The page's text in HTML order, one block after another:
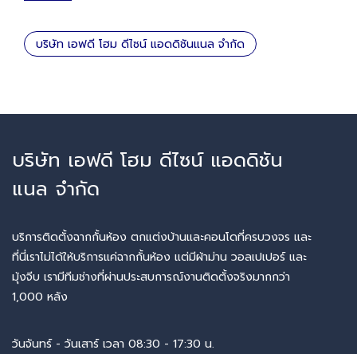
บริษัท เอฟดี โฮม ดีไซน์ แอดดิชันแนล จำกัด
บริษัท เอฟดี โฮม ดีไซน์ แอดดิชัน
แนล จำกัด
บริการติดตั้งฉากกั้นห้อง ตกแต่งบ้านและคอนโดที่ครบวงจร และ
ที่นี่เราไม่ได้ให้บริการแค่ฉากกั้นห้อง แต่มีผ้าม่าน วอลเปเปอร์ และ
มุ้งจีบ เรามีทีมช่างที่ผ่านประสบการณ์งานติดตั้งจริงมากกว่า
1,000 หลัง
วันจันทร์ - วันเสาร์ เวลา 08:30 - 17:30 น.